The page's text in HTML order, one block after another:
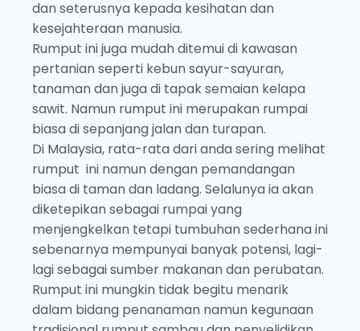
dan seterusnya kepada kesihatan dan
kesejahteraan manusia.
Rumput ini juga mudah ditemui di kawasan
pertanian seperti kebun sayur-sayuran,
tanaman dan juga di tapak semaian kelapa
sawit. Namun rumput ini merupakan rumpai
biasa di sepanjang jalan dan turapan.
Di Malaysia, rata-rata dari anda sering melihat
rumput ini namun dengan pemandangan
biasa di taman dan ladang. Selalunya ia akan
diketepikan sebagai rumpai yang
menjengkelkan tetapi tumbuhan sederhana ini
sebenarnya mempunyai banyak potensi, lagi-
lagi sebagai sumber makanan dan perubatan.
Rumput ini mungkin tidak begitu menarik
dalam bidang penanaman namun kegunaan